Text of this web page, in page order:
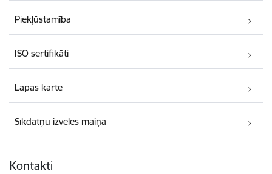
Piekļūstamība
ISO sertifikāti
Lapas karte
Sīkdatņu izvēles maiņa
Kontakti